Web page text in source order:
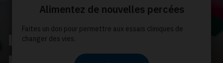
Les congés avec